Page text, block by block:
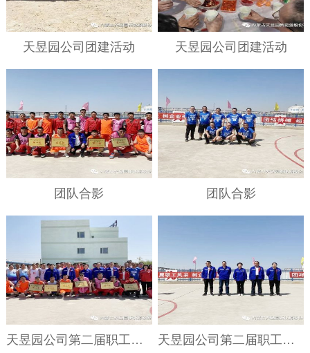
天昱园公司团建活动 天昱园公司团建活动
团队合影 团队合影
天昱园公司第二届职工运动会 天昱园公司第二届职工运动会